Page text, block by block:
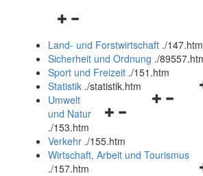
Navigationsmenü
und
schließen
Land- und Forstwirtschaft ./147.htm
Sicherheit und Ordnung ./
Sport und Freizeit ./151.htm
Statistik ./statistik.htm
Navigationsmenü
und
schließen
Umwelt
und Natur
./153.htm
Verkehr ./155.htm
Wirtschaft, Arbeit und Tourismus
./157.htm